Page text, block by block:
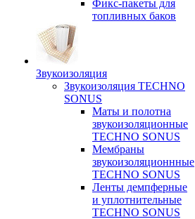
Фикс-пакеты для
топливных баков
Звукоизоляция
Звукоизоляция TECHNO
SONUS
Маты и полотна
звукоизоляционные
TECHNO SONUS
Мембраны
звукоизоляционнные
TECHNO SONUS
Ленты демпферные
и уплотнительные
TECHNO SONUS